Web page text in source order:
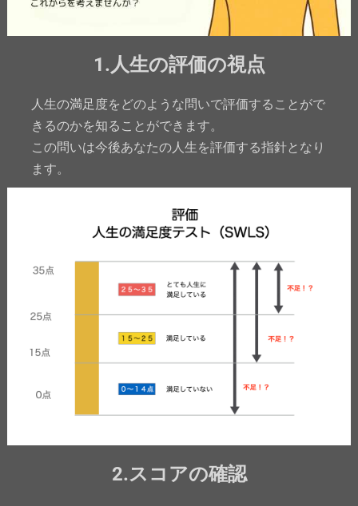
1.人生の評価の視点
人生の満足度をどのような問いで評価することがで
きるのかを知ることができます。
この問いは今後あなたの人生を評価する指針となり
ます。
2.スコアの確認